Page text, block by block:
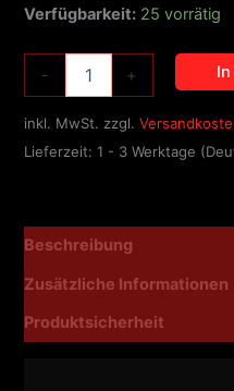
Verfügbarkeit: 25 vorrätig
- +
inkl. MwSt. zzgl.
Lieferzeit:1 - 3 Werktage
Beschreibung
Zusätzliche Informationen
Produktsicherheit